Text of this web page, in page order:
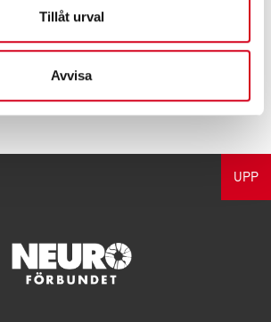
Tillåt urval
Avvisa
vi fick uppleva.
UPP